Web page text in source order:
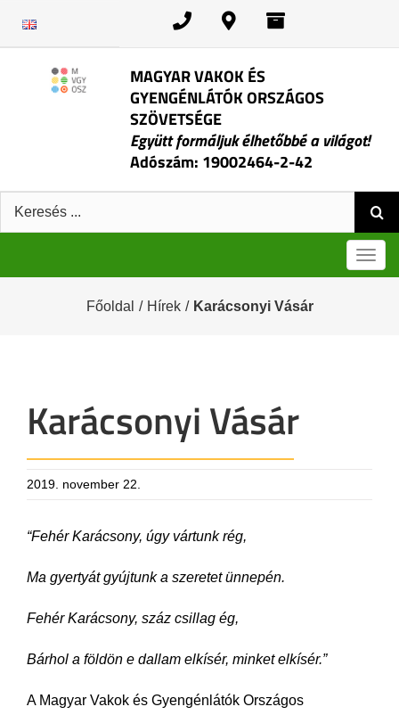
MAGYAR VAKOK ÉS
GYENGÉNLÁTÓK ORSZÁGOS
SZÖVETSÉGE
Együtt formáljuk élhetőbbé a világot!
Adószám: 19002464-2-42
Keresés:
Főoldal / Hírek / Karácsonyi Vásár
Karácsonyi Vásár
2019. november 22.
“Fehér Karácsony, úgy vártunk rég,
Ma gyertyát gyújtunk a szeretet ünnepén.
Fehér Karácsony, száz csillag ég,
Bárhol a földön e dallam elkísér, minket elkísér.”
A Magyar Vakok és Gyengénlátók Országos